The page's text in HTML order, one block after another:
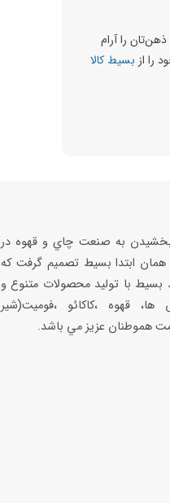
را آرام
را از بسیط کالا
منظور ارتقا بخشيدن به صنعت چاي و قهوه در
همان ابتدا بسيط تصميم گرفت كه
بسيط با توليد محصولات متنوع و
قهوه ،كاكائو ،فوميت(شير
هموطنان عزيز مي باشد.